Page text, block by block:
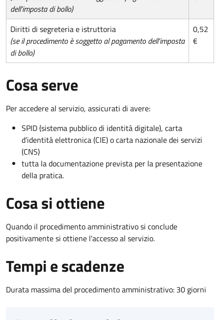
dell'imposta di bollo)
Diritti di segreteria e istruttoria
(se il procedimento è soggetto al pagamento dell'imposta
di bollo)
0,52
€
Cosa serve
Per accedere al servizio, assicurati di avere:
SPID (sistema pubblico di identità digitale), carta
d’identità elettronica (CIE) o carta nazionale dei servizi
(CNS)
tutta la documentazione prevista per la presentazione
della pratica.
Cosa si ottiene
Quando il procedimento amministrativo si conclude
positivamente si ottiene l'accesso al servizio.
Tempi e scadenze
Durata massima del procedimento amministrativo: 30 giorni